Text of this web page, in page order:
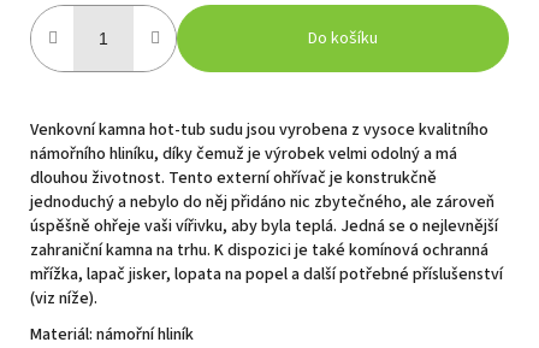
Do košíku
Venkovní kamna hot-tub sudu jsou vyrobena z vysoce kvalitního
námořního hliníku, díky čemuž je výrobek velmi odolný a má
dlouhou životnost. Tento externí ohřívač je konstrukčně
jednoduchý a nebylo do něj přidáno nic zbytečného, ale zároveň
úspěšně ohřeje vaši vířivku, aby byla teplá. Jedná se o nejlevnější
zahraniční kamna na trhu. K dispozici je také komínová ochranná
mřížka, lapač jisker, lopata na popel a další potřebné příslušenství
(viz níže).
Materiál: námořní hliník